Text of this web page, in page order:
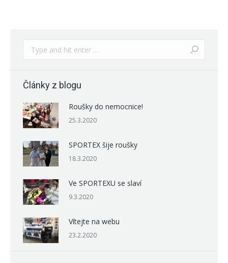
Search:
Články z blogu
Roušky do nemocnice!
25.3.2020
SPORTEX šije roušky
18.3.2020
Ve SPORTEXU se slaví
9.3.2020
Vítejte na webu
23.2.2020